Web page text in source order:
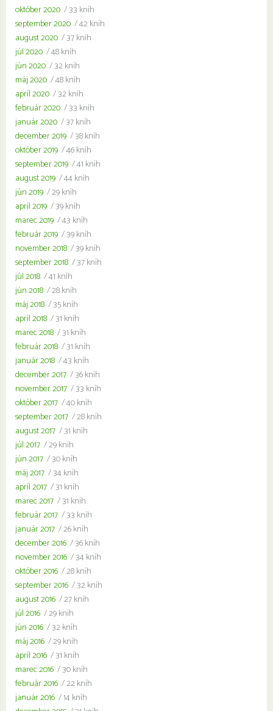
október 2020 / 33 kníh
september 2020 / 42 kníh
august 2020 / 37 kníh
júl 2020 / 48 kníh
jún 2020 / 32 kníh
máj 2020 / 48 kníh
apríl 2020 / 32 kníh
február 2020 / 33 kníh
január 2020 / 37 kníh
december 2019 / 38 kníh
október 2019 / 46 kníh
september 2019 / 41 kníh
august 2019 / 44 kníh
jún 2019 / 29 kníh
apríl 2019 / 39 kníh
marec 2019 / 43 kníh
február 2019 / 39 kníh
november 2018 / 39 kníh
september 2018 / 37 kníh
júl 2018 / 41 kníh
jún 2018 / 28 kníh
máj 2018 / 35 kníh
apríl 2018 / 31 kníh
marec 2018 / 31 kníh
február 2018 / 31 kníh
január 2018 / 43 kníh
december 2017 / 36 kníh
november 2017 / 33 kníh
október 2017 / 40 kníh
september 2017 / 28 kníh
august 2017 / 31 kníh
júl 2017 / 29 kníh
jún 2017 / 30 kníh
máj 2017 / 34 kníh
apríl 2017 / 31 kníh
marec 2017 / 31 kníh
február 2017 / 33 kníh
január 2017 / 26 kníh
december 2016 / 36 kníh
november 2016 / 34 kníh
október 2016 / 28 kníh
september 2016 / 32 kníh
august 2016 / 27 kníh
júl 2016 / 29 kníh
jún 2016 / 32 kníh
máj 2016 / 29 kníh
apríl 2016 / 31 kníh
marec 2016 / 30 kníh
február 2016 / 22 kníh
január 2016 / 14 kníh